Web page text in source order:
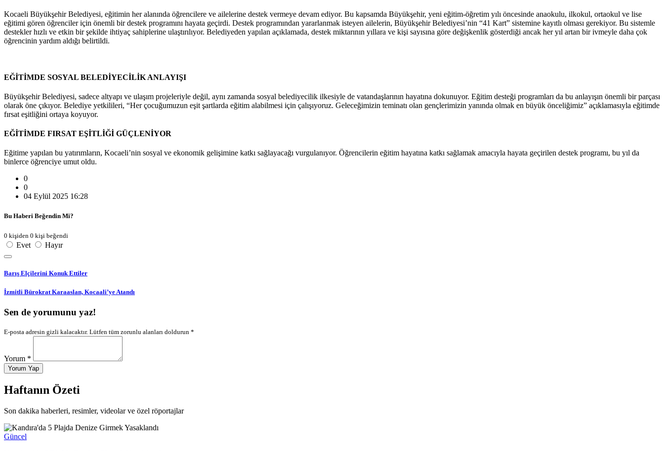
Kocaeli Büyükşehir Belediyesi, eğitimin her alanında öğrencilere ve ailelerine destek vermeye devam ediyor. Bu kapsamda Büyükşehir, yeni eğitim-öğretim yılı öncesinde anaokulu, ilkokul, ortaokul ve lise
eğitimi gören öğrenciler için önemli bir destek programını hayata geçirdi. Destek programından yararlanmak isteyen ailelerin, Büyükşehir Belediyesi’nin “41 Kart” sistemine kayıtlı olması gerekiyor. Bu sistemle
destekler hızlı ve etkin bir şekilde ihtiyaç sahiplerine ulaştırılıyor. Belediyeden yapılan açıklamada, destek miktarının yıllara ve kişi sayısına göre değişkenlik gösterdiği ancak her yıl artan bir ivmeyle daha çok
öğrencinin yardım aldığı belirtildi.
EĞİTİMDE SOSYAL BELEDİYECİLİK ANLAYIŞI
Büyükşehir Belediyesi, sadece altyapı ve ulaşım projeleriyle değil, aynı zamanda sosyal belediyecilik ilkesiyle de vatandaşlarının hayatına dokunuyor. Eğitim desteği programları da bu anlayışın önemli bir parçası
olarak öne çıkıyor. Belediye yetkilileri, “Her çocuğumuzun eşit şartlarda eğitim alabilmesi için çalışıyoruz. Geleceğimizin teminatı olan gençlerimizin yanında olmak en büyük önceliğimiz” açıklamasıyla eğitimde
fırsat eşitliğini ortaya koyuyor.
EĞİTİMDE FIRSAT EŞİTLİĞİ GÜÇLENİYOR
Eğitime yapılan bu yatırımların, Kocaeli’nin sosyal ve ekonomik gelişimine katkı sağlayacağı vurgulanıyor. Öğrencilerin eğitim hayatına katkı sağlamak amacıyla hayata geçirilen destek programı, bu yıl da
binlerce öğrenciye umut oldu.
0
0
04 Eylül 2025 16:28
Bu Haberi Beğendin Mi?
0 kişiden 0 kişi beğendi
Evet Hayır
Barış Elçilerini Konuk Ettiler
İzmitli Bürokrat Karaaslan, Kocaali’ye Atandı
Sen de yorumunu yaz!
E-posta adresin gizli kalacaktır. Lütfen tüm zorunlu alanları doldurun *
Yorum *
Yorum Yap
Haftanın Özeti
Son dakika haberleri, resimler, videolar ve özel röportajlar
Güncel